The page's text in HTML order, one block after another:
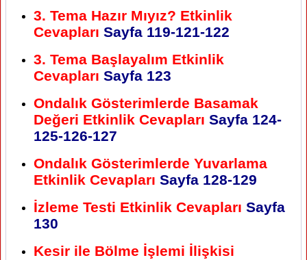
3. Tema Hazır Mıyız? Etkinlik
Cevapları Sayfa 119-121-122
3. Tema Başlayalım Etkinlik
Cevapları Sayfa 123
Ondalık Gösterimlerde Basamak
Değeri Etkinlik Cevapları Sayfa 124-
125-126-127
Ondalık Gösterimlerde Yuvarlama
Etkinlik Cevapları Sayfa 128-129
İzleme Testi Etkinlik Cevapları Sayfa
130
Kesir ile Bölme İşlemi İlişkisi